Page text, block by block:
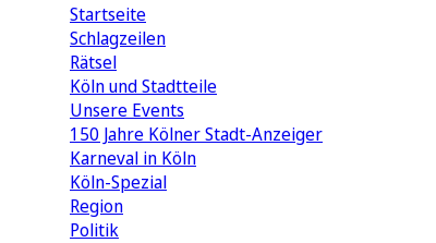
Startseite
Schlagzeilen
Rätsel
Köln und Stadtteile
Unsere Events
150 Jahre Kölner Stadt-Anzeiger
Karneval in Köln
Köln-Spezial
Region
Politik